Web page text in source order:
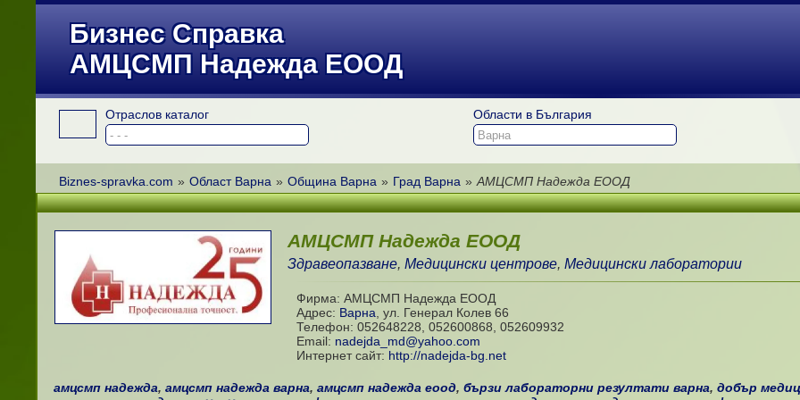
Бизнес Справка
АМЦСМП Надежда ЕООД
Отраслов каталог Области в България
Biznes-spravka.com » Област Варна » Община Варна » Град Варна » АМЦСМП Надежда ЕООД
АМЦСМП Надежда ЕООД
Здравеопазване,Медицински центрове,Медицински лаборатории
Фирма: АМЦСМП Надежда ЕООД
Адрес: Варна ,ул. Генерал Колев 66
Телефон:052648228, 052600868, 052609932
Email: nadejda_md@yahoo.com
Интернет сайт: http://nadejda-bg.net
амцсмп надежда,амцсмп надежда варна,амцсмп надежда еоод,бързи лабораторни резултати варна,добър